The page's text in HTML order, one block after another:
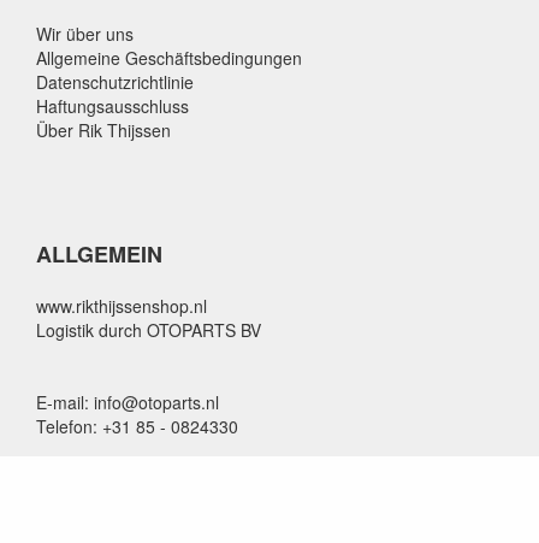
Wir über uns
Allgemeine Geschäftsbedingungen
Datenschutzrichtlinie
Haftungsausschluss
Über Rik Thijssen
ALLGEMEIN
www.rikthijssenshop.nl
Logistik durch OTOPARTS BV
E-mail: info@otoparts.nl
Telefon: +31 85 - 0824330